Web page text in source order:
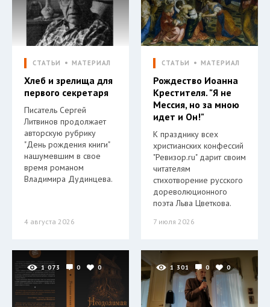
СТАТЬИ МАТЕРИАЛ
Хлеб и зрелища для
первого секретаря
Писатель Сергей
Литвинов продолжает
авторскую рубрику
"День рождения книги"
нашумевшим в свое
время романом
Владимира Дудинцева.
4 августа 2026
СТАТЬИ МАТЕРИАЛ
Рождество Иоанна
Крестителя. "Я не
Мессия, но за мною
идет и Он!"
К празднику всех
христианских конфессий
"Ревизор.ru" дарит своим
читателям
стихотворение русского
дореволюционного
поэта Льва Цветкова.
7 июля 2026
1 073 0 0 1 301 0 0